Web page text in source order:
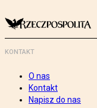
KONTAKT
O nas
Kontakt
Napisz do nas